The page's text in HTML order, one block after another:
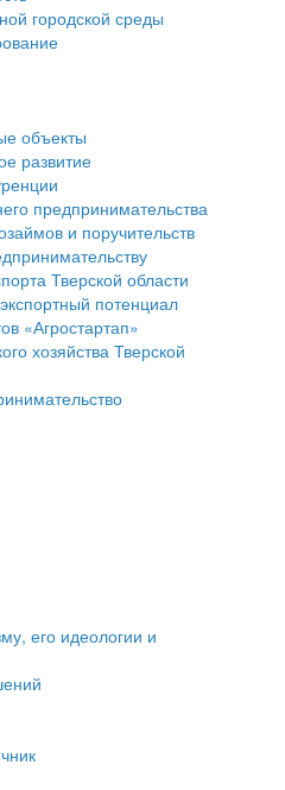
области
муниципального округа
регламентов
ранее учтенных
субъектов малого и
субъектов малого и
проектирования
и застройки
городской среды
объекты
развитие
предпринимательства
и поручительств
Тверской области
потенциал
«Агростартап»
хозяйства Тверской
его идеологии и